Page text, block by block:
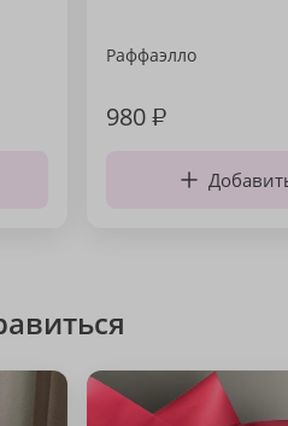
Раффаэлло
980₽